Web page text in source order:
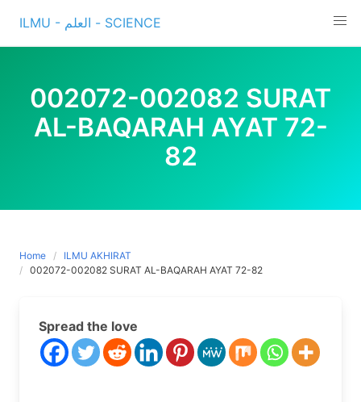
content
ILMU - العلم - SCIENCE
002072-002082 SURAT
AL-BAQARAH AYAT 72-
82
Home
ILMU AKHIRAT
002072-002082 SURAT AL-BAQARAH AYAT 72-82
Spread the love